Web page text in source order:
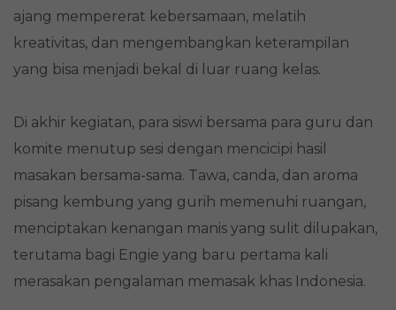
ajang mempererat kebersamaan, melatih
kreativitas, dan mengembangkan keterampilan
yang bisa menjadi bekal di luar ruang kelas.
Di akhir kegiatan, para siswi bersama para guru dan
komite menutup sesi dengan mencicipi hasil
masakan bersama-sama. Tawa, canda, dan aroma
pisang kembung yang gurih memenuhi ruangan,
menciptakan kenangan manis yang sulit dilupakan,
terutama bagi Engie yang baru pertama kali
merasakan pengalaman memasak khas Indonesia.